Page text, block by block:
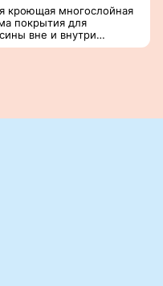
кроющая многослойная
покрытия для
вне и внутри
прошедшая